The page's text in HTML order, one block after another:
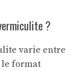
?
varie entre
le format